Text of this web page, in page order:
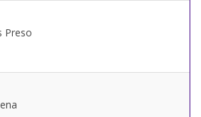
Preso